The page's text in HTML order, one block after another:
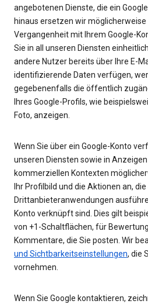
angebotenen Dienste, die ein
hinaus ersetzen wir möglicherweise
Vergangenheit mit Ihrem Google-
Sie in all unseren Diensten
andere Nutzer bereits über Ihre E-
identifizierende Daten verfügen,
gegebenenfalls die öffentlich
Ihres Google-Profils, wie
Foto, anzeigen.
Wenn Sie über ein Google-Konto
unseren Diensten sowie in
kommerziellen Kontexten
Ihr Profilbild und die Aktionen an,
Drittanbieteranwendungen
Konto verknüpft sind. Dies gilt
von +1-Schaltflächen, für
Kommentare, die Sie posten. Wir
und Sichtbarkeitseinstellungen, die
vornehmen.
Wenn Sie Google kontaktieren,